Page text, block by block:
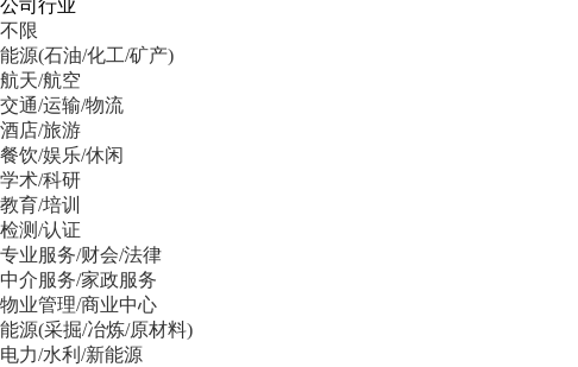
公司行业
不限
能源(石油/化工/矿产)
航天/航空
交通/运输/物流
酒店/旅游
餐饮/娱乐/休闲
学术/科研
教育/培训
检测/认证
专业服务/财会/法律
中介服务/家政服务
物业管理/商业中心
能源(采掘/冶炼/原材料)
电力/水利/新能源